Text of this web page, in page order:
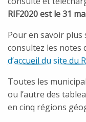
RIF2020 est le 31
Pour en savoir plus
consultez les notes
d’accueil du site du
Toutes les
ou l’autre des
en cinq régions